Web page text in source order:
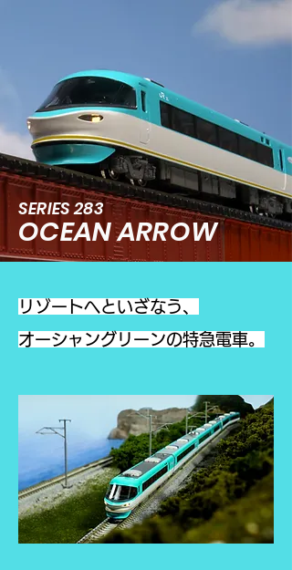
SERIES 283
OCEAN ARROW
リゾートへといざなう、
​オーシャングリーンの特急電車。